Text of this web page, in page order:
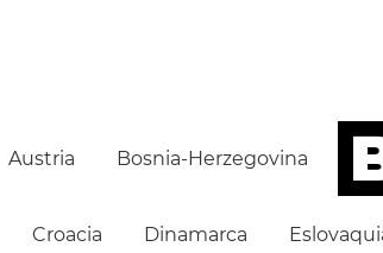
Austria Bosnia-Herzegovina
Croacia Dinamarca